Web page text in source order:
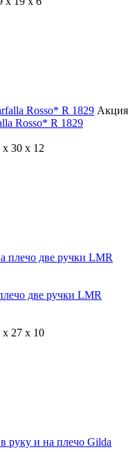
Акция
Rosso* R 1829
x 30 x 12
две ручки LMR
x 27 x 10